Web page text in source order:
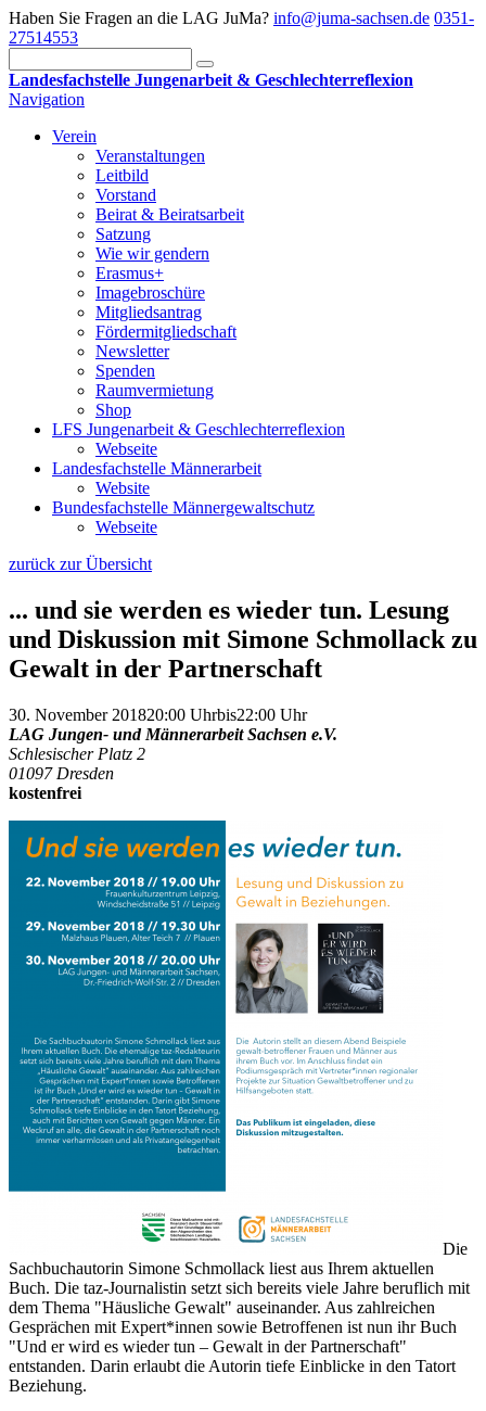
Haben Sie Fragen an die LAG JuMa? info@juma-sachsen.de 0351-
27514553
Landesfachstelle Jungenarbeit & Geschlechterreflexion
Navigation
Verein
Veranstaltungen
Leitbild
Vorstand
Beirat & Beiratsarbeit
Satzung
Wie wir gendern
Erasmus+
Imagebroschüre
Mitgliedsantrag
Fördermitgliedschaft
Newsletter
Spenden
Raumvermietung
Shop
LFS Jungenarbeit & Geschlechterreflexion
Webseite
Landesfachstelle Männerarbeit
Website
Bundesfachstelle Männergewaltschutz
Webseite
zurück zur Übersicht
... und sie werden es wieder tun. Lesung
und Diskussion mit Simone Schmollack zu
Gewalt in der Partnerschaft
30. November 201820:00 Uhrbis22:00 Uhr
LAG Jungen- und Männerarbeit Sachsen e.V.
Schlesischer Platz 2
01097 Dresden
kostenfrei
Die
Sachbuchautorin Simone Schmollack liest aus Ihrem aktuellen
Buch. Die taz-Journalistin setzt sich bereits viele Jahre beruflich mit
dem Thema "Häusliche Gewalt" auseinander. Aus zahlreichen
Gesprächen mit Expert*innen sowie Betroffenen ist nun ihr Buch
"Und er wird es wieder tun – Gewalt in der Partnerschaft"
entstanden. Darin erlaubt die Autorin tiefe Einblicke in den Tatort
Beziehung.